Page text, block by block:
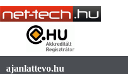
ajanlattevo.hu